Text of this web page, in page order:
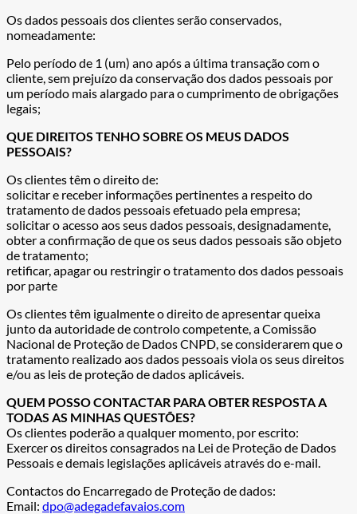
Os dados pessoais dos clientes serão conservados,
nomeadamente:
Pelo período de 1 (um) ano após a última transação com o
cliente, sem prejuízo da conservação dos dados pessoais por
um período mais alargado para o cumprimento de obrigações
legais;
QUE DIREITOS TENHO SOBRE OS MEUS DADOS
PESSOAIS?
Os clientes têm o direito de:
solicitar e receber informações pertinentes a respeito do
tratamento de dados pessoais efetuado pela empresa;
solicitar o acesso aos seus dados pessoais, designadamente,
obter a confirmação de que os seus dados pessoais são objeto
de tratamento;
retificar, apagar ou restringir o tratamento dos dados pessoais
por parte
Os clientes têm igualmente o direito de apresentar queixa
junto da autoridade de controlo competente, a Comissão
Nacional de Proteção de Dados CNPD, se considerarem que o
tratamento realizado aos dados pessoais viola os seus direitos
e/ou as leis de proteção de dados aplicáveis.
QUEM POSSO CONTACTAR PARA OBTER RESPOSTA A
TODAS AS MINHAS QUESTÕES?
Os clientes poderão a qualquer momento, por escrito:
Exercer os direitos consagrados na Lei de Proteção de Dados
Pessoais e demais legislações aplicáveis através do e-mail.
Contactos do Encarregado de Proteção de dados:
Email: dpo@adegadefavaios.com